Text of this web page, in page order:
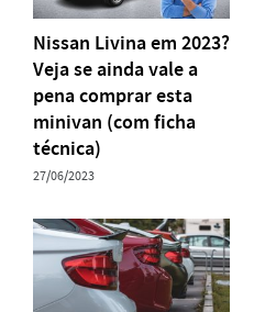
Nissan Livina em 2023?
Veja se ainda vale a
pena comprar esta
minivan (com ficha
técnica)
27/06/2023